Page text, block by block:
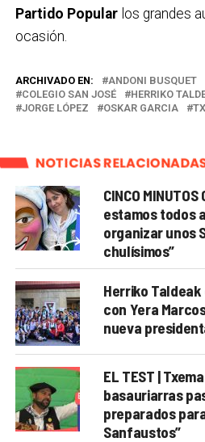
Partido Popularlos grandes
ocasión.
ARCHIVADO EN: ANDONI BUSQUET
COLEGIO SAN JOSÉ
HERRIKO
JORGE LÓPEZ
OSKAR GARCIA
NOTICIAS
CINCO
estamos todos
organizar unos
chulísimos”
Herriko
con Yera
nueva
EL TEST |
basauriarras
preparados
Sanfaustos”